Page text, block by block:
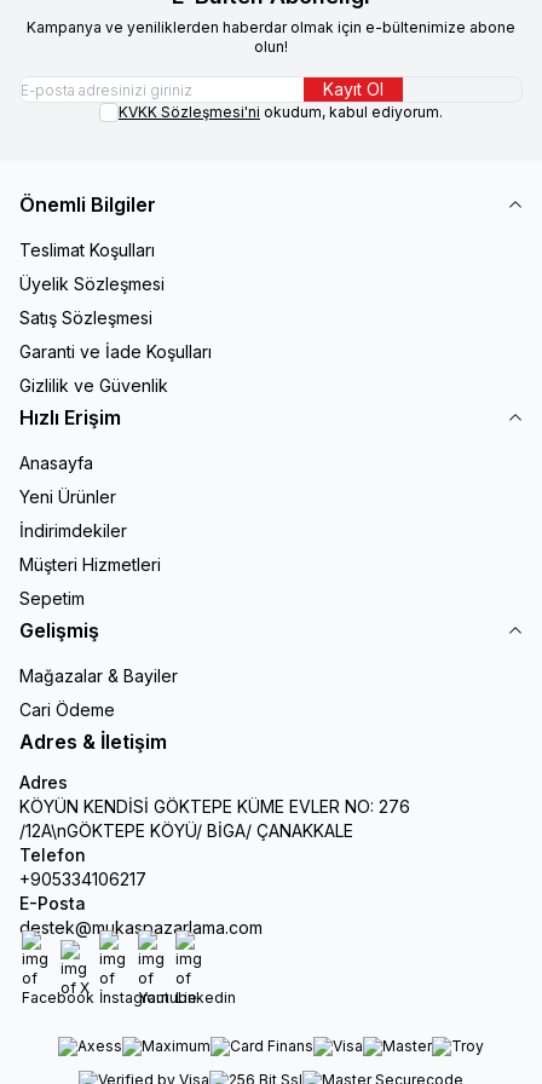
Kampanya ve yeniliklerden haberdar olmak için e-bültenimize abone
olun!
Kayıt Ol
KVKK Sözleşmesi'ni okudum, kabul ediyorum.
Önemli Bilgiler
Teslimat Koşulları
Üyelik Sözleşmesi
Satış Sözleşmesi
Garanti ve İade Koşulları
Gizlilik ve Güvenlik
Hızlı Erişim
Anasayfa
Yeni Ürünler
İndirimdekiler
Müşteri Hizmetleri
Sepetim
Gelişmiş
Mağazalar & Bayiler
Cari Ödeme
Adres & İletişim
Adres
KÖYÜN KENDİSİ GÖKTEPE KÜME EVLER NO: 276
/12A\nGÖKTEPE KÖYÜ/ BİGA/ ÇANAKKALE
Telefon
+905334106217
E-Posta
destek@mukaspazarlama.com
Facebook
X İnstagram
Youtube